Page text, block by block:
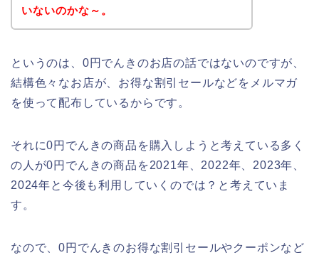
いないのかな～。
というのは、0円でんきのお店の話ではないのですが、
結構色々なお店が、お得な割引セールなどをメルマガ
を使って配布しているからです。
それに0円でんきの商品を購入しようと考えている多く
の人が0円でんきの商品を2021年、2022年、2023年、
2024年と今後も利用していくのでは？と考えていま
す。
なので、0円でんきのお得な割引セールやクーポンなど